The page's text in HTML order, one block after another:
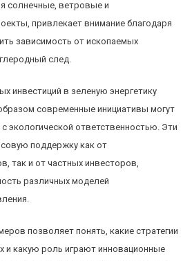
солнечные, ветровые и
привлекает внимание благодаря
зависимость от ископаемых
след.
инвестиций в зеленую энергетику
современные инициативы могут
экологической ответственностью. Эти
поддержку как от
так и от частных инвесторов,
различных моделей
позволяет понять, какие стратегии
и какую роль играют инновационные